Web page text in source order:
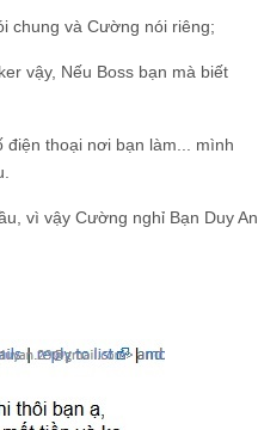
chung và Cường nói riêng;
vậy, Nếu Boss bạn mà biết
thoại nơi bạn làm... mình
vì vậy Cường nghỉ Bạn Duy An